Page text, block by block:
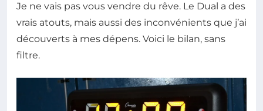
Je ne vais pas vous vendre du rêve. Le Dual a des
vrais atouts, mais aussi des inconvénients que j’ai
découverts à mes dépens. Voici le bilan, sans
filtre.